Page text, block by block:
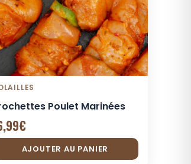
Poulet Marinées
€
AJOUTER AU PANIER